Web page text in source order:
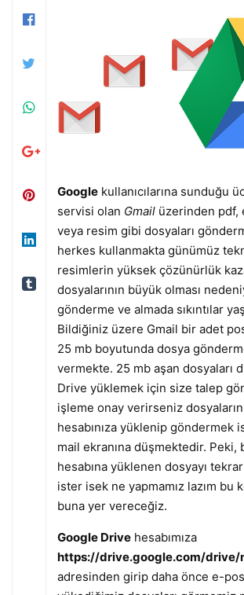
Googlekullanıcılarına sunduğu
servisi olan Gmailüzerinden pdf,
veya resim gibi dosyaları
herkes kullanmakta günümüz
resimlerin yüksek çözünürlük
dosyalarının büyük olması
gönderme ve almada sıkıntılar
Bildiğiniz üzere Gmail bir adet
25 mb boyutunda dosya
vermekte. 25 mb aşan dosyaları
Drive yüklemek için size talep
işleme onay verirseniz
hesabınıza yüklenip göndermek
mail ekranına düşmektedir. Peki,
hesabına yüklenen dosyayı
ister isek ne yapmamız lazım bu
buna yer vereceğiz.
Google Drivehesabımıza
https://drive.google.com/drive/
adresinden girip daha önce e-